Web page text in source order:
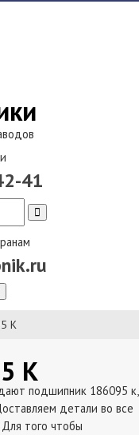
41
К
К
подшипник 186095 к,
детали во все
того чтобы